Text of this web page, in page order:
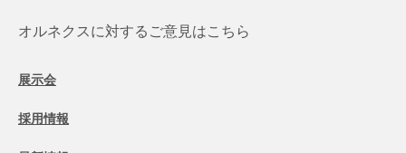
オルネクスに対するご意見はこちら
展示会
採用情報